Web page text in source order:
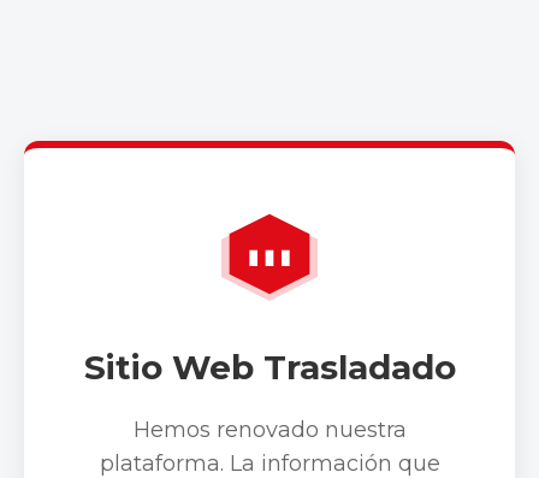
Sitio Web Trasladado
Hemos renovado nuestra
plataforma. La información que